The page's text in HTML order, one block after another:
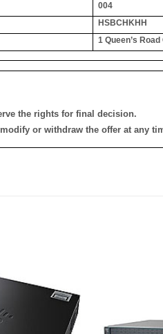
004
HSBCHKHH
1 Queen’s
the rights for final decision.
or withdraw the offer at any
望清